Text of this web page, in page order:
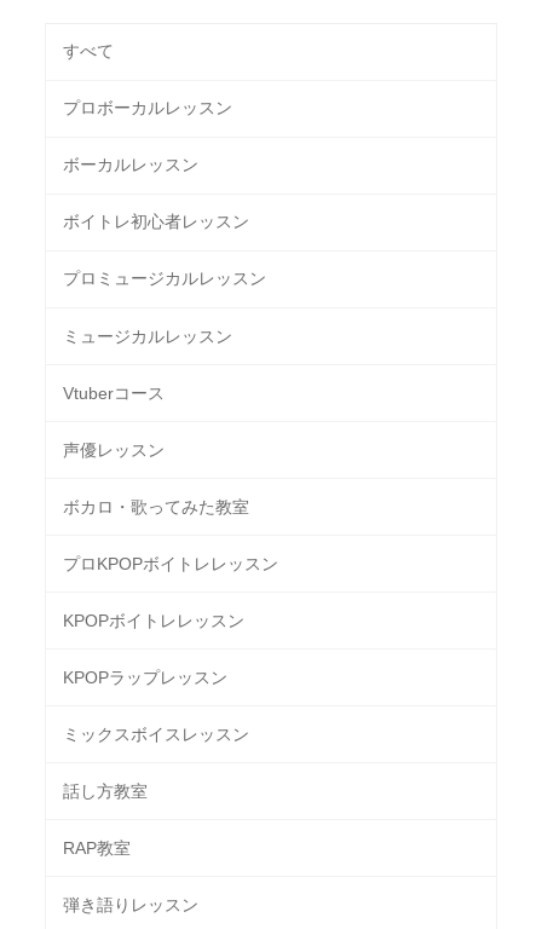
すべて
プロボーカルレッスン
ボーカルレッスン
ボイトレ初心者レッスン
プロミュージカルレッスン
ミュージカルレッスン
Vtuberコース
声優レッスン
ボカロ・歌ってみた教室
プロKPOPボイトレレッスン
KPOPボイトレレッスン
KPOPラップレッスン
ミックスボイスレッスン
話し方教室
RAP教室
弾き語りレッスン